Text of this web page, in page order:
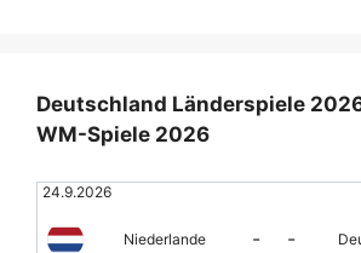
Deutschland Länderspiele
WM-Spiele 2026
24.9.2026
Niederlande - -